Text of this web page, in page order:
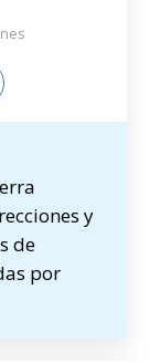
y
de
por